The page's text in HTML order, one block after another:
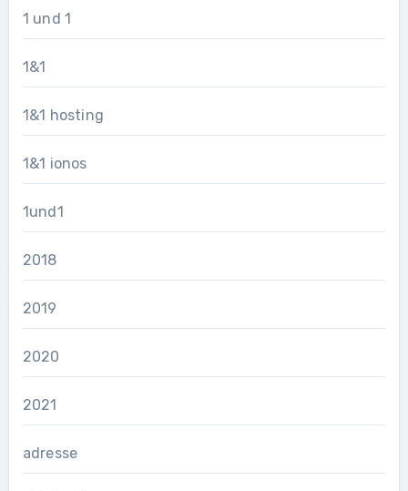
1 und 1
1&1
1&1 hosting
1&1 ionos
1und1
2018
2019
2020
2021
adresse